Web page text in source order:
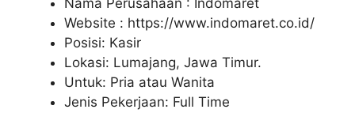
Nama Perusahaan : Indomaret
Website : https://www.indomaret.co.id/
Posisi: Kasir
Lokasi: Lumajang, Jawa Timur.
Untuk: Pria atau Wanita
Jenis Pekerjaan: Full Time